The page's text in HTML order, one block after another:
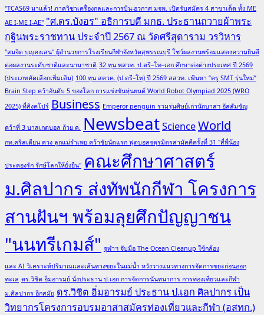
เที่ยว
ทั่ว
ไทย
ปลอดภัย
สไตล์
ฮา
ลาล
"TCAS69 มาแล้ว! ภาควิชาเครื่องกลและการบิน-อวกาศ มจพ. เปิดรับสมัคร 4 สาขาเด็ด ทั้ง ME
AE I-ME I-AE" "ศ.ดร.บังอร" อธิการบดี มกธ. ประธานถวายผ้าพระ
กฐินพระราชทาน ประจำปี 2567 ณ วัดศรีสุดาราม วรวิหาร
"สมจิต บุญคงเสน" ผู้อำนวยการโรงเรียนกีฬาจังหวัดสุพรรณบุรี โชว์ผลงานพร้อมแสดงความยินดี
ต่อผลงานระดับชาติและนานาชาติ 32 ทุน พสวท. ป.ตรี–โท–เอก ศึกษาต่อต่างประเทศ ปี 2569
(ประเภทคัดเลือกเพิ่มเติม) 100 ทุน สควค. (ป.ตรี–โท) ปี 2569 สสวท. เฟ้นหา “ครู SMT รุ่นใหม่”
Brain Step คว้าอันดับ 5 ของโลก การแข่งขันหุ่นยนต์ World Robot Olympiad 2025 (WRO
2025) ที่สิงคโปร์ Business Emperor penguin รวมรุ่นศิษย์เก่านักบาสฯ อัสสัมชัญ
คว้าที่ 3 บาสเกตบอล ถ้วย ค. NewsbeatScienceWorld
กท.คริสเตียน ควง ลูกแม่รำเพย คว้าชัยนัดแรก ฟุตบอลจตุรมิตรสามัคคีครั้งที่ 31 "สี่พี่น้อง
ประคองรัก รักษ์โลกให้ยั่งยืน" คณะศึกษาศาสตร์
ม.ศิลปากร ส่งทัพนักกีฬา โครงการ
สานฝันฯ พร้อมลุยศึกปัญญาชน
"นนทรีเกมส์" จุฬาฯ จับมือ The Ocean Cleanup ใช้กล้อง
และ AI วิเคราะห์ปริมาณและเส้นทางขยะในแม่น้ำ หวังวางแนวทางการจัดการขยะก่อนออก
ทะเล ดร.วิชิต อิ่มอารมย์ นั่งประธาน ป.เอก การจัดการนันทนาการ การท่องเที่ยวและกีฬา
ม.ศิลปากร อีกสมัย ดร.วิชิต อิ่มอารมย์ ประธาน ป.เอก ศิลปากร เป็น
วิทยากรโครงการอบรมอาสาสมัครท่องเที่ยวและกีฬา (อสทก.)